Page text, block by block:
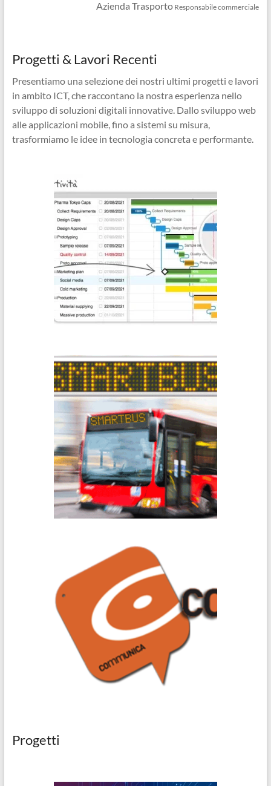
Azienda Trasporto Responsabile commerciale
Progetti & Lavori Recenti
Presentiamo una selezione dei nostri ultimi progetti e lavori
in ambito ICT, che raccontano la nostra esperienza nello
sviluppo di soluzioni digitali innovative. Dallo sviluppo web
alle applicazioni mobile, fino a sistemi su misura,
trasformiamo le idee in tecnologia concreta e performante.
Progetti